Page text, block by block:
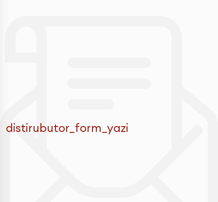
distirubutor_form_yazi